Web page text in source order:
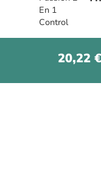
20,22 €
Protección a
Nuestra Tienda
Aviso Legal
Síguenos en